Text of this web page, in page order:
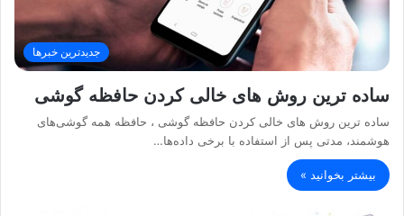
جدیدترین خبرها
ساده ترین روش های خالی کردن حافظه گوشی
ساده ترین روش های خالی کردن حافظه گوشی ، حافظه همه گوشی‌های
هوشمند، مدتی پس از استفاده با برخی داده‌ها…
بیشتر بخوانید »